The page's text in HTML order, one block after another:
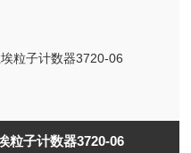
粒子计数器3720-06